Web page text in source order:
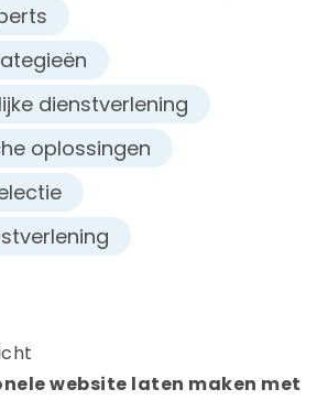
dienstverlening
oplossingen
website laten maken met